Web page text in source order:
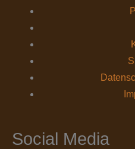
Social Media